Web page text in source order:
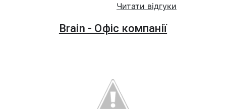
Читати відгуки
Brain - Офіс компанії